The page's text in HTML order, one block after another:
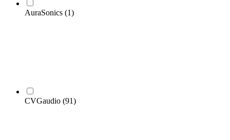
AuraSonics (1)
CVGaudio (91)